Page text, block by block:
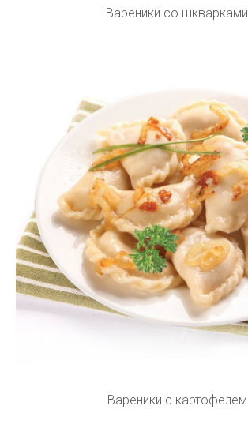
Вареники со шкварками
Вареники с картофелем